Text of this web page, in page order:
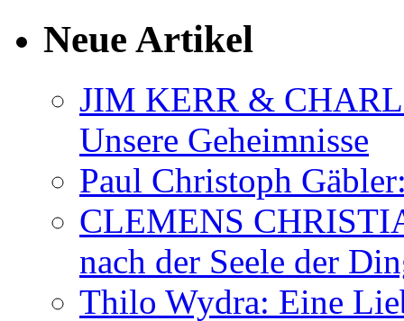
Neue Artikel
JIM KERR &
Unsere Geheimnisse
Paul Christoph
CLEMENS
nach der Seele der
Thilo Wydra: Eine